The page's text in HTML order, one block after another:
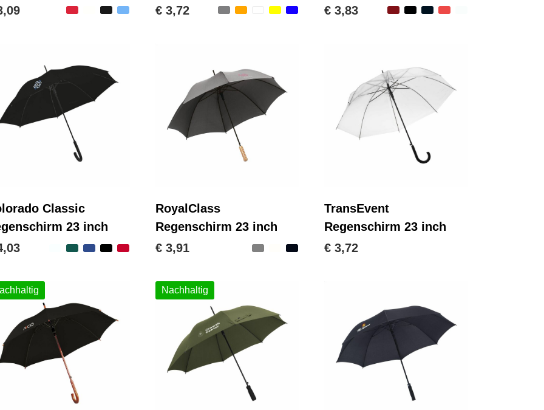
€ 3,72
€ 3,83
Classic
23 inch
RoyalClass
Regenschirm 23 inch
€ 3,91
TransEvent
Regenschirm 23 inch
€ 3,72
Nachhaltig